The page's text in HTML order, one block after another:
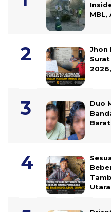
Jhon
Duo
Utara